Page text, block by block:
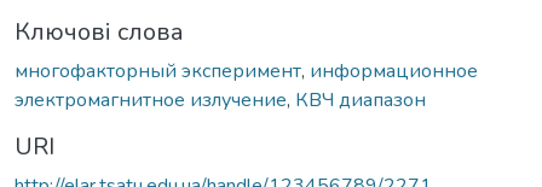
Ключові слова
многофакторный эксперимент, информационное
электромагнитное излучение, КВЧ диапазон
URI